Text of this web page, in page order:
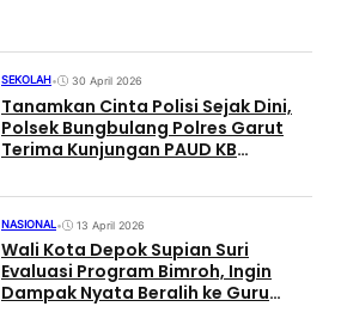
SEKOLAH• 30 April 2026
Tanamkan Cinta Polisi Sejak Dini,
Polsek Bungbulang Polres Garut
Terima Kunjungan PAUD KB
NASIONAL• 13 April 2026
Wali Kota Depok Supian Suri
Evaluasi Program Bimroh, Ingin
Dampak Nyata Beralih ke Guru